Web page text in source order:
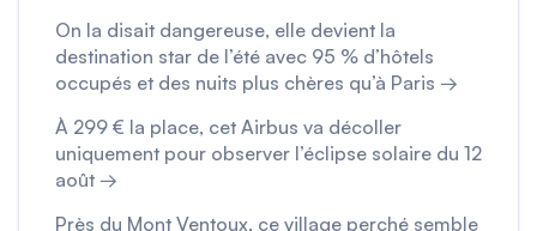
On la disait dangereuse, elle devient la
destination star de l’été avec 95 % d’hôtels
occupés et des nuits plus chères qu’à Paris →
À 299 € la place, cet Airbus va décoller
uniquement pour observer l’éclipse solaire du 12
août →
Près du Mont Ventoux, ce village perché semble